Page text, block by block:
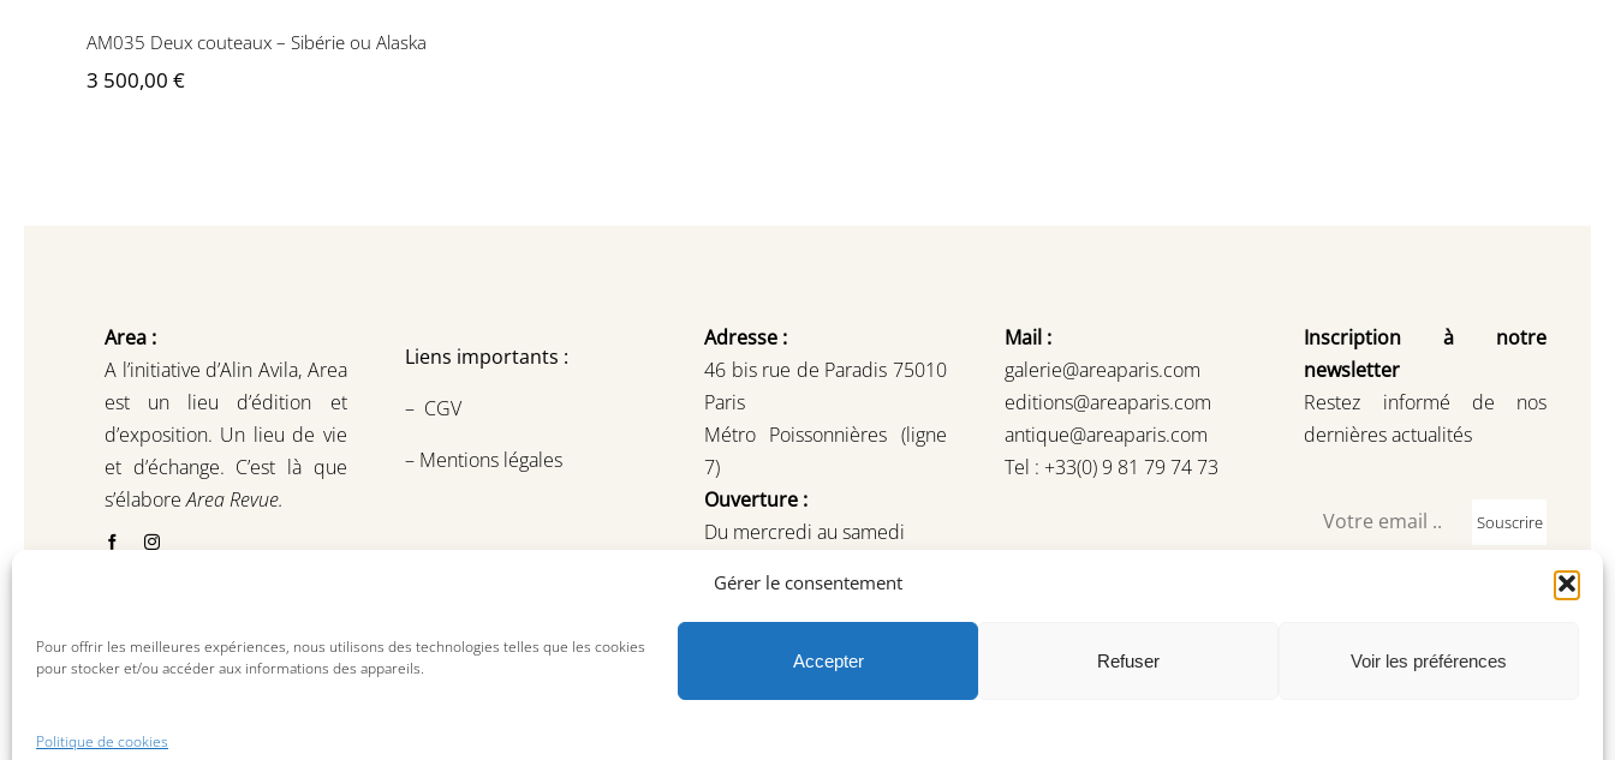
Gérer le consentement
Pour offrir les meilleures expériences, nous utilisons des technologies telles que les cookies
pour stocker et/ou accéder aux informations des appareils.
Accepter Refuser Voir les préférences
Politique de cookies
AM035 Deux couteaux – Sibérie ou Alaska
3 500,00 €
Area :
A l’initiative d’Alin Avila, Area
est un lieu d’édition et
d’exposition. Un lieu de vie
et d’échange. C’est là que
s’élaboreArea Revue.
Liens importants :
– CGV
–Mentions légales
Adresse :
46 bis rue de Paradis 75010
Paris
Métro Poissonnières (ligne
7)
Ouverture :
Du mercredi au samedi
ou sur rendez-vous
Mail :
galerie@areaparis.com
editions@areaparis.com
antique@areaparis.com
Tel : +33(0) 9 81 79 74 73
Inscription à notre
newsletter
Restez informé de nos
dernières actualités
Souscrire